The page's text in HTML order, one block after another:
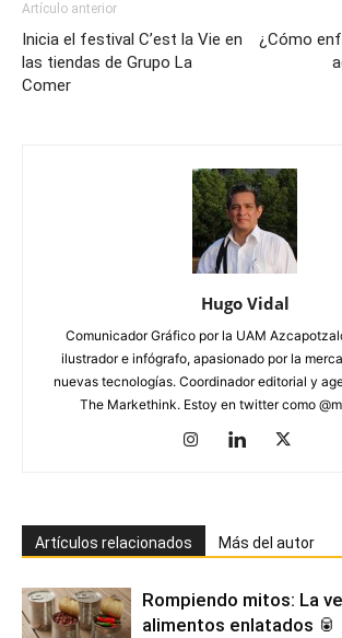
Artículo anterior
Inicia el festival C’est la Vie en
las tiendas de Grupo La
Comer
¿Cómo
Hugo Vidal
Comunicador Gráfico por la UAM
ilustrador e infógrafo, apasionado por la
nuevas tecnologías. Coordinador editorial y
The Markethink. Estoy en twitter como
Artículos relacionados Más del autor
Rompiendo mitos: La
alimentos enlatados 🥫